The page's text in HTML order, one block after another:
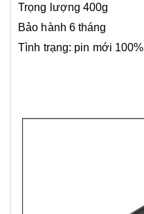
Trọng lượng 400g
Bảo hành 6 tháng
Tình trạng: pin mới 100%